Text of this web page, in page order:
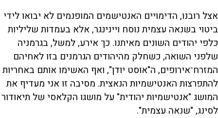
אצל רובנו, הדימויים האנטישמים המופנמים לא יבואו לידי
ביטוי בשנאה עצמית נוסח ויינינגר, אלא בעמדות שליליות
כלפי יהודים השונים מאיתנו. כך אירע, למשל, בגרמניה
שלפני השואה, כשחלק מהיהודים הגרמנים בזו לאחיהם
המזרח־אירופים, ה"אוסט יודן", ואף האשימו אותם באחריות
להתפרצות האנטישמיות הנאצית. מסיבה זו אני מעדיף את
המושג "אנטישמיות יהודית" על מושגו הקלאסי של תיאודור
לסינג, "שנאה עצמית".